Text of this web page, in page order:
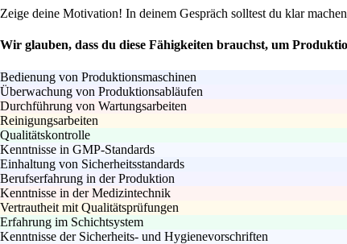
Zeige deine Motivation! In deinem Gespräch solltest du klar
Wir glauben, dass du diese Fähigkeiten brauchst, um
Bedienung von Produktionsmaschinen
Überwachung von Produktionsabläufen
Durchführung von Wartungsarbeiten
Reinigungsarbeiten
Qualitätskontrolle
Kenntnisse in GMP-Standards
Einhaltung von Sicherheitsstandards
Berufserfahrung in der Produktion
Kenntnisse in der Medizintechnik
Vertrautheit mit Qualitätsprüfungen
Erfahrung im Schichtsystem
Kenntnisse der Sicherheits- und Hygienevorschriften